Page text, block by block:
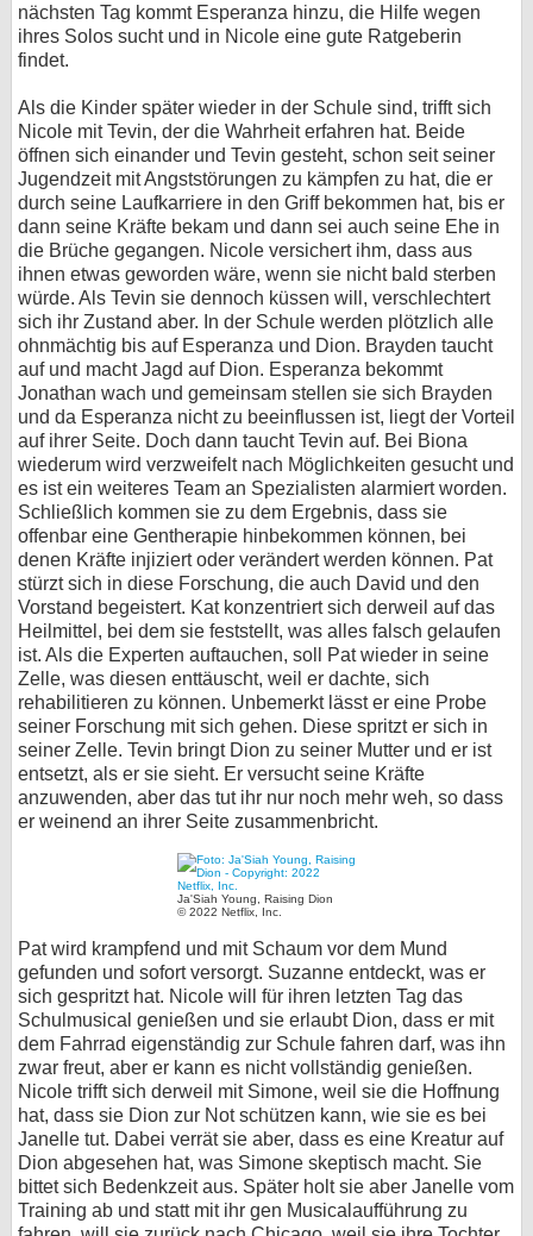
nächsten Tag kommt Esperanza hinzu, die Hilfe wegen
ihres Solos sucht und in Nicole eine gute Ratgeberin
findet.
Als die Kinder später wieder in der Schule sind, trifft sich
Nicole mit Tevin, der die Wahrheit erfahren hat. Beide
öffnen sich einander und Tevin gesteht, schon seit seiner
Jugendzeit mit Angststörungen zu kämpfen zu hat, die er
durch seine Laufkarriere in den Griff bekommen hat, bis er
dann seine Kräfte bekam und dann sei auch seine Ehe in
die Brüche gegangen. Nicole versichert ihm, dass aus
ihnen etwas geworden wäre, wenn sie nicht bald sterben
würde. Als Tevin sie dennoch küssen will, verschlechtert
sich ihr Zustand aber. In der Schule werden plötzlich alle
ohnmächtig bis auf Esperanza und Dion. Brayden taucht
auf und macht Jagd auf Dion. Esperanza bekommt
Jonathan wach und gemeinsam stellen sie sich Brayden
und da Esperanza nicht zu beeinflussen ist, liegt der Vorteil
auf ihrer Seite. Doch dann taucht Tevin auf. Bei Biona
wiederum wird verzweifelt nach Möglichkeiten gesucht und
es ist ein weiteres Team an Spezialisten alarmiert worden.
Schließlich kommen sie zu dem Ergebnis, dass sie
offenbar eine Gentherapie hinbekommen können, bei
denen Kräfte injiziert oder verändert werden können. Pat
stürzt sich in diese Forschung, die auch David und den
Vorstand begeistert. Kat konzentriert sich derweil auf das
Heilmittel, bei dem sie feststellt, was alles falsch gelaufen
ist. Als die Experten auftauchen, soll Pat wieder in seine
Zelle, was diesen enttäuscht, weil er dachte, sich
rehabilitieren zu können. Unbemerkt lässt er eine Probe
seiner Forschung mit sich gehen. Diese spritzt er sich in
seiner Zelle. Tevin bringt Dion zu seiner Mutter und er ist
entsetzt, als er sie sieht. Er versucht seine Kräfte
anzuwenden, aber das tut ihr nur noch mehr weh, so dass
er weinend an ihrer Seite zusammenbricht.
Ja'Siah Young, Raising Dion
© 2022 Netflix, Inc.
Pat wird krampfend und mit Schaum vor dem Mund
gefunden und sofort versorgt. Suzanne entdeckt, was er
sich gespritzt hat. Nicole will für ihren letzten Tag das
Schulmusical genießen und sie erlaubt Dion, dass er mit
dem Fahrrad eigenständig zur Schule fahren darf, was ihn
zwar freut, aber er kann es nicht vollständig genießen.
Nicole trifft sich derweil mit Simone, weil sie die Hoffnung
hat, dass sie Dion zur Not schützen kann, wie sie es bei
Janelle tut. Dabei verrät sie aber, dass es eine Kreatur auf
Dion abgesehen hat, was Simone skeptisch macht. Sie
bittet sich Bedenkzeit aus. Später holt sie aber Janelle vom
Training ab und statt mit ihr gen Musicalaufführung zu